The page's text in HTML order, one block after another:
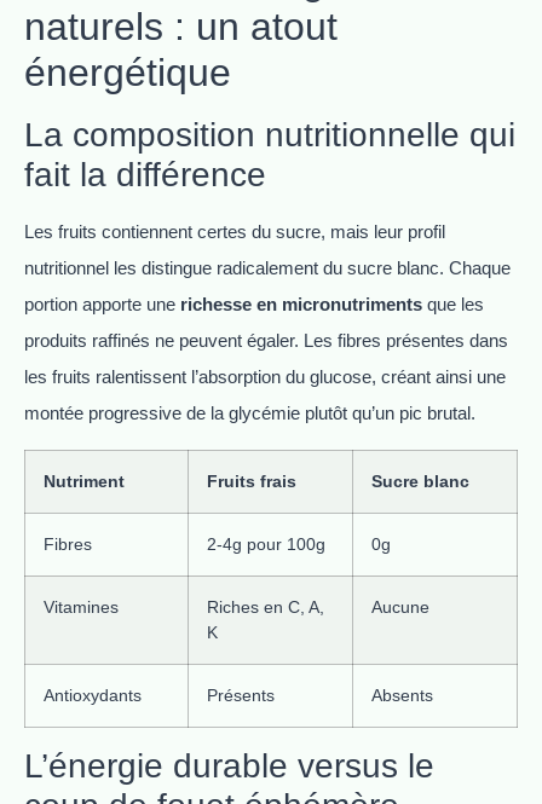
naturels : un atout
énergétique
La composition nutritionnelle qui
fait la différence
Les fruits contiennent certes du sucre, mais leur profil
nutritionnel les distingue radicalement du sucre blanc. Chaque
portion apporte une richesse en micronutriments que les
produits raffinés ne peuvent égaler. Les fibres présentes dans
les fruits ralentissent l’absorption du glucose, créant ainsi une
montée progressive de la glycémie plutôt qu’un pic brutal.
Nutriment Fruits frais Sucre blanc
Fibres 2-4g pour 100g 0g
Vitamines
Riches en C, A,
K
Aucune
Antioxydants Présents Absents
L’énergie durable versus le